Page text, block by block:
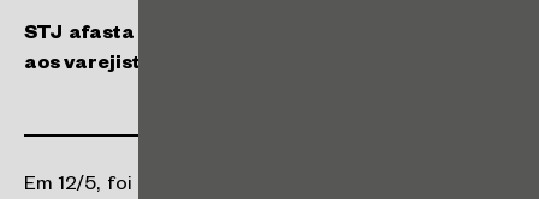
STJ afasta PIS e COFINS sobre descontos dados
aos varejistas
Em 12/5, foi publicado o acórdão nos autos do REsp